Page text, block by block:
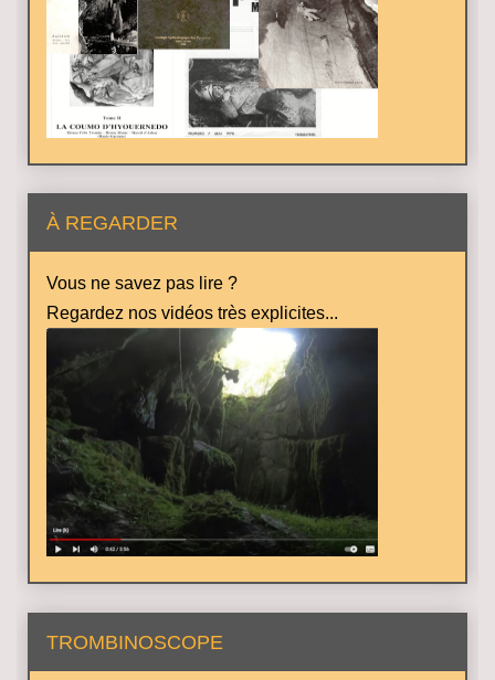
À REGARDER
Vous ne savez pas lire ?
Regardez nos vidéos très explicites...
TROMBINOSCOPE